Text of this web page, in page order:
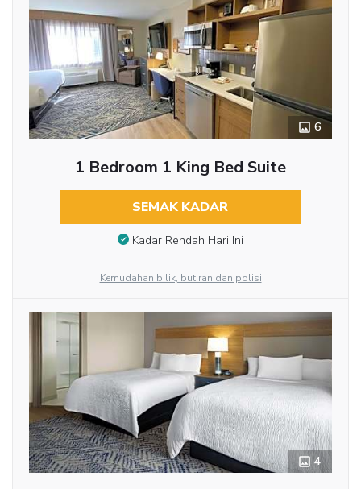
6
1 Bedroom 1 King Bed Suite
SEMAK KADAR
Kadar Rendah Hari Ini
Kemudahan bilik, butiran dan polisi
4